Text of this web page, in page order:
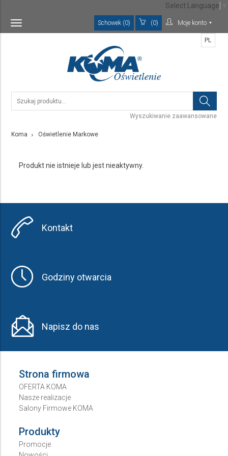
Toggle
navigation
Schowek (0) (0) Moje konto
Wyszukiwanie zaawansowane
PL
Koma Oświetlenie Markowe
Produkt nie istnieje lub jest nieaktywny.
Kontakt
Godziny otwarcia
Napisz do nas
Strona firmowa
OFERTA KOMA
Nasze realizacje
Salony Firmowe KOMA
Produkty
Promocje
Select Language